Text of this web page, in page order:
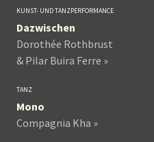
KUNST- UND TANZPERFORMANCE
Dazwischen
Dorothée Rothbrust
& Pilar Buira Ferre »
TANZ
Mono
Compagnia Kha »